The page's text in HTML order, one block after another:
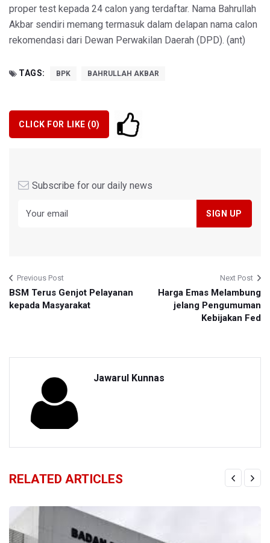
proper test kepada 24 calon yang terdaftar. Nama Bahrullah
Akbar sendiri memang termasuk dalam delapan nama calon
rekomendasi dari Dewan Perwakilan Daerah (DPD). (ant)
TAGS: BPK BAHRULLAH AKBAR
CLICK FOR LIKE (0)
Subscribe for our daily news
Previous Post
BSM Terus Genjot Pelayanan
kepada Masyarakat
Next Post
Harga Emas Melambung
jelang Pengumuman
Kebijakan Fed
Jawarul Kunnas
RELATED ARTICLES